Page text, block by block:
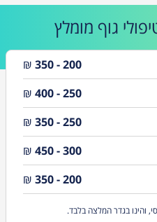
גוף מומלץ
200 - 350
₪
250 - 400
₪
250 - 350
₪
300 - 450
₪
200 - 350
₪
והינו בגדר המלצה בלבד.